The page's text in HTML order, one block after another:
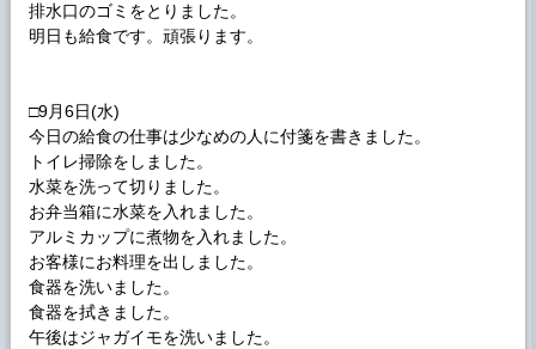
排水口のゴミをとりました。
明日も給食です。頑張ります。
□9月6日(水)
今日の給食の仕事は少なめの人に付箋を書きました。
トイレ掃除をしました。
水菜を洗って切りました。
お弁当箱に水菜を入れました。
アルミカップに煮物を入れました。
お客様にお料理を出しました。
食器を洗いました。
食器を拭きました。
午後はジャガイモを洗いました。